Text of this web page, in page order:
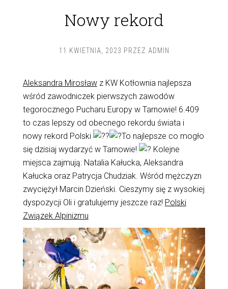
Nowy rekord
11 KWIETNIA, 2023 PRZEZ ADMIN
Aleksandra Mirosławz KW Kotłownia najlepsza
wśród zawodniczek pierwszych zawodów
tegorocznego Pucharu Europy w Tarnowie! 6.409
to czas lepszy od obecnego rekordu świata i
nowy rekord Polski
To najlepsze co mogło
się dzisiaj wydarzyć w Tarnowie!
Kolejne
miejsca zajmują: Natalia Kałucka, Aleksandra
Kałucka oraz Patrycja Chudziak. Wśród mężczyzn
zwyciężył Marcin Dzieński. Cieszymy się z wysokiej
dyspozycji Oli i gratulujemy jeszcze raz! Polski
Związek Alpinizmu